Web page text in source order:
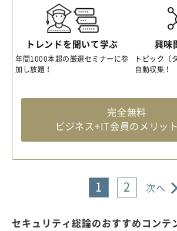
トレンドを聞いて学ぶ
年間1000本超の厳選セミナーに参
加し放題！
興味
トピック（
自動収集！
完全無料
ビジネス+IT会員のメリッ
1 2 次へ
セキュリティ総論のおすすめコンテ